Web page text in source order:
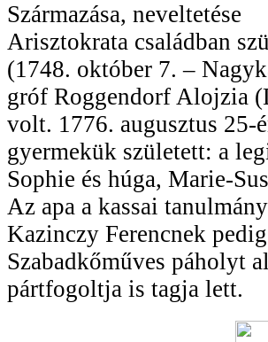
Származása, neveltetése
Arisztokrata családban
(1748. október 7. –
gróf Roggendorf Alojzia
volt. 1776. augusztus 25-
gyermekük született: a
Sophie és húga, Marie-
Az apa a kassai
Kazinczy Ferencnek
Szabadkőműves páholyt
pártfogoltja is tagja lett.